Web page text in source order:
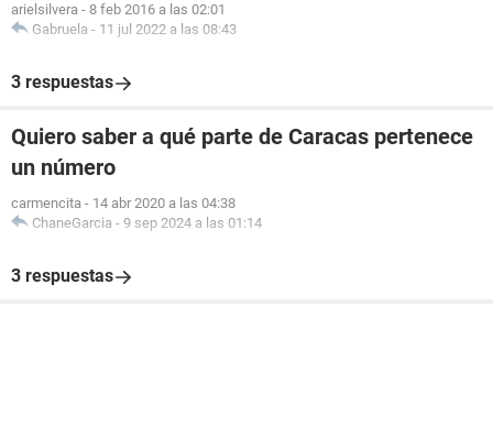
arielsilvera - 8 feb 2016 a las 02:01
Gabruela - 11 jul 2022 a las 08:43
3 respuestas
Quiero saber a qué parte de Caracas pertenece
un número
carmencita - 14 abr 2020 a las 04:38
ChaneGarcia - 9 sep 2024 a las 01:14
3 respuestas